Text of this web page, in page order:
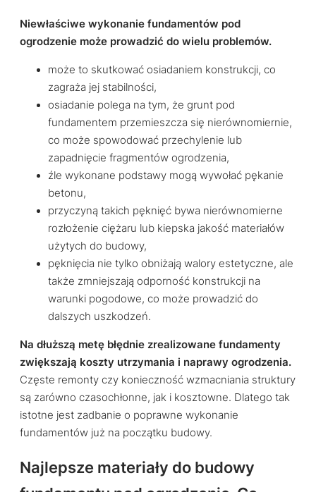
Niewłaściwe wykonanie fundamentów pod
ogrodzenie może prowadzić do wielu problemów.
może to skutkować osiadaniem konstrukcji, co
zagraża jej stabilności,
osiadanie polega na tym, że grunt pod
fundamentem przemieszcza się nierównomiernie,
co może spowodować przechylenie lub
zapadnięcie fragmentów ogrodzenia,
źle wykonane podstawy mogą wywołać pękanie
betonu,
przyczyną takich pęknięć bywa nierównomierne
rozłożenie ciężaru lub kiepska jakość materiałów
użytych do budowy,
pęknięcia nie tylko obniżają walory estetyczne, ale
także zmniejszają odporność konstrukcji na
warunki pogodowe, co może prowadzić do
dalszych uszkodzeń.
Na dłuższą metę błędnie zrealizowane fundamenty
zwiększają koszty utrzymania i naprawy ogrodzenia.
Częste remonty czy konieczność wzmacniania struktury
są zarówno czasochłonne, jak i kosztowne. Dlatego tak
istotne jest zadbanie o poprawne wykonanie
fundamentów już na początku budowy.
Najlepsze materiały do budowy